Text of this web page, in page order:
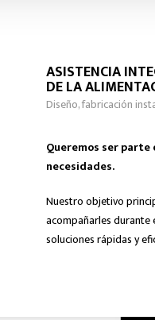
ASISTENCIA
DE LA
Diseño, fabricación
Queremos ser
necesidades.
Nuestro objetivo
acompañarles durante
soluciones rápidas y